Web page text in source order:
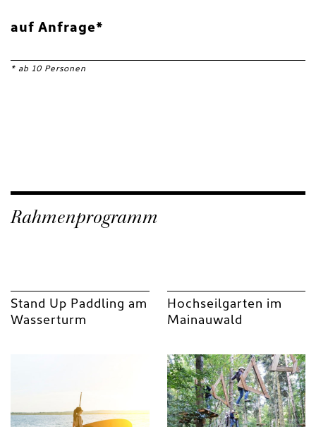
auf Anfrage*
* ab 10 Personen
Rahmenprogramm
Stand Up Paddling am
Wasserturm
Hochseilgarten im
Mainauwald